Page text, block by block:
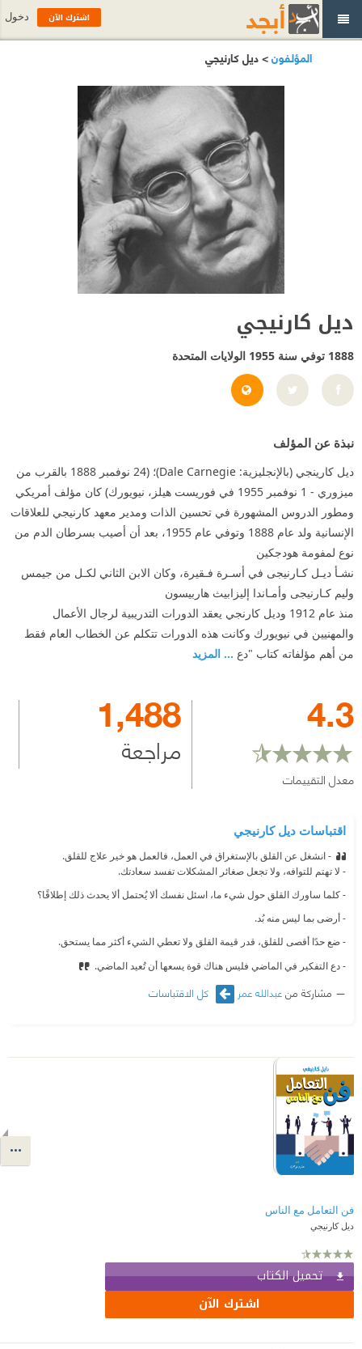
المؤلفون> ديل كارنيجي
ديل كارنيجي
1888 توفي سنة 1955 الولايات المتحدة
نبذة عن المؤلف
ديل كارينجي (بالإنجليزية: Dale Carnegie)؛ (24 نوفمبر 1888 بالقرب من
ميزوري - 1 نوفمبر 1955 في فوريست هيلز، نيويورك) كان مؤلف أمريكي
ومطور الدروس المشهورة في تحسين الذات ومدير معهد كارنيجي للعلاقات
الإنسانية ولد عام 1888 وتوفي عام 1955، بعد أن أصيب بسرطان الدم من
نوع لمفومة هودجكين
نشـأ ديـل كـارنيجى في أسـرة فـقيرة، وكان الابن الثاني لكـل من جيمس
وليم كـارنيجى وأمـاندا إليزابيث هاربيسون
منذ عام 1912 وديل كارنجي يعقد الدورات التدريبية لرجال الأعمال
والمهنيين في نيويورك وكانت هذه الدورات تتكلم عن الخطاب العام فقط
من أهم مؤلفاته كتاب "دع ... المزيد
4.3
معدل التقييمات
1,488
مراجعة
اقتباسات ديل كارنيجي
- انشغل عن القلق بالإستغراق في العمل، فالعمل هو خير علاج للقلق.
- لا تهتم للتوافه، ولا تجعل صغائر المشكلات تفسد سعادتك.
- كلما ساورك القلق حول شيء ما، اسئل نفسك ألا يُحتمل ألا يحدث ذلك إطلاقًا؟
- أرضى بما ليس منه بُد.
- ضع حدًا أقصى للقلق، قدر قيمة القلق ولا تعطي الشيء أكثر مما يستحق.
- دع التفكير في الماضي فليس هناك قوة يسعها أن تُعيد الماضي.
مشاركة منعبدالله عمر كل الاقتباسات
فن التعامل مع الناس
ديل كارنيجي
تحميل الكتاب
اشترك الآن
اشترك الآن دخول